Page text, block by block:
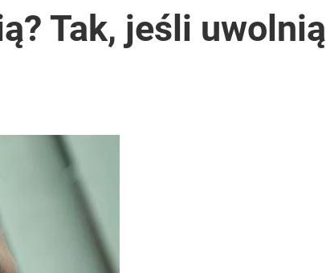
Tak, jeśli uwolnią